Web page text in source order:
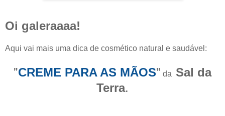
Oi galeraaaa!
Aqui vai mais uma dica de cosmético natural e saudável:
"CREME PARA AS MÃOS" da Sal da
Terra.